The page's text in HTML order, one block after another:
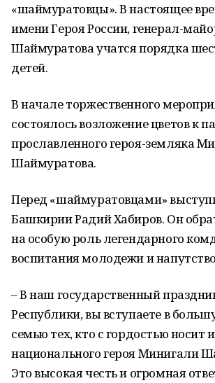
«шаймуратовцы». В настоящее
имени Героя России, генерал-
Шаймуратова учатся порядка
детей.
В начале торжественного
состоялось возложение цветов к
прославленного героя-земляка
Шаймуратова.
Перед «шаймуратовцами»
Башкирии Радий Хабиров. Он
на особую роль легендарного
воспитания молодежи и
– В наш государственный
Республики, вы вступаете в
семью тех, кто с гордостью носит
национального героя Минигали
Это высокая честь и огромная